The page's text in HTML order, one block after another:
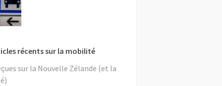
récents sur la mobilité
sur la Nouvelle Zélande (et la